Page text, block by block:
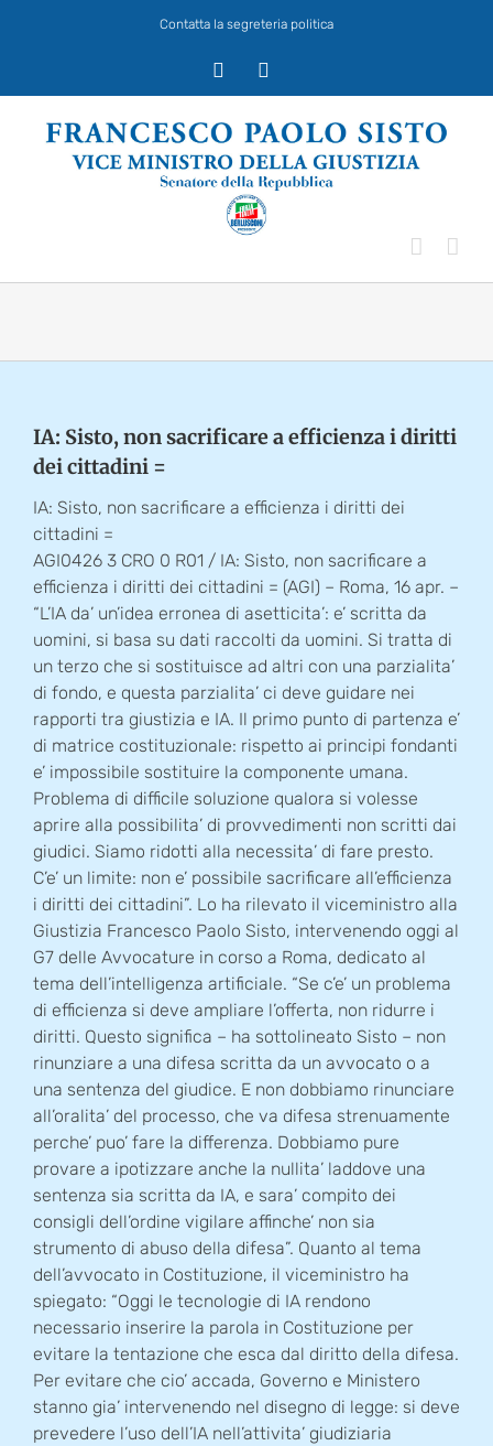
Contatta la segreteria politica
IA: Sisto, non sacrificare a efficienza i diritti
dei cittadini =
IA: Sisto, non sacrificare a efficienza i diritti dei
cittadini =
AGI0426 3 CRO 0 R01 / IA: Sisto, non sacrificare a
efficienza i diritti dei cittadini = (AGI) – Roma, 16 apr. –
“L’IA da’ un’idea erronea di asetticita’: e’ scritta da
uomini, si basa su dati raccolti da uomini. Si tratta di
un terzo che si sostituisce ad altri con una parzialita’
di fondo, e questa parzialita’ ci deve guidare nei
rapporti tra giustizia e IA. Il primo punto di partenza e’
di matrice costituzionale: rispetto ai principi fondanti
e’ impossibile sostituire la componente umana.
Problema di difficile soluzione qualora si volesse
aprire alla possibilita’ di provvedimenti non scritti dai
giudici. Siamo ridotti alla necessita’ di fare presto.
C’e’ un limite: non e’ possibile sacrificare all’efficienza
i diritti dei cittadini”. Lo ha rilevato il viceministro alla
Giustizia Francesco Paolo Sisto, intervenendo oggi al
G7 delle Avvocature in corso a Roma, dedicato al
tema dell’intelligenza artificiale. “Se c’e’ un problema
di efficienza si deve ampliare l’offerta, non ridurre i
diritti. Questo significa – ha sottolineato Sisto – non
rinunziare a una difesa scritta da un avvocato o a
una sentenza del giudice. E non dobbiamo rinunciare
all’oralita’ del processo, che va difesa strenuamente
perche’ puo’ fare la differenza. Dobbiamo pure
provare a ipotizzare anche la nullita’ laddove una
sentenza sia scritta da IA, e sara’ compito dei
consigli dell’ordine vigilare affinche’ non sia
strumento di abuso della difesa”. Quanto al tema
dell’avvocato in Costituzione, il viceministro ha
spiegato: “Oggi le tecnologie di IA rendono
necessario inserire la parola in Costituzione per
evitare la tentazione che esca dal diritto della difesa.
Per evitare che cio’ accada, Governo e Ministero
stanno gia’ intervenendo nel disegno di legge: si deve
prevedere l’uso dell’IA nell’attivita’ giudiziaria